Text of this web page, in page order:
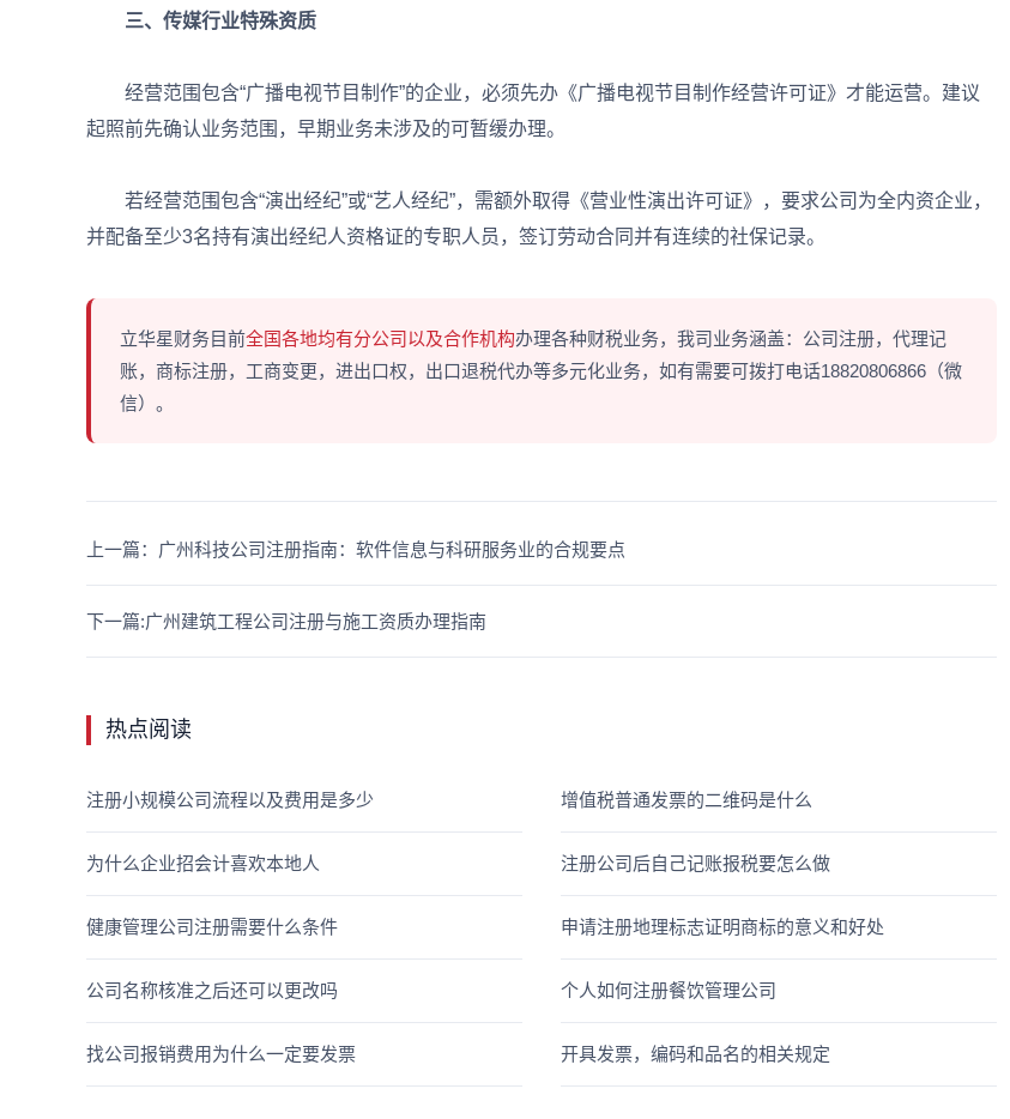
三、传媒行业特殊资质
经营范围包含“广播电视节目制作”的企业，必须先办《广播电视节目制作经营许可证》才能运营。建议
起照前先确认业务范围，早期业务未涉及的可暂缓办理。
若经营范围包含“演出经纪”或“艺人经纪”，需额外取得《营业性演出许可证》，要求公司为全内资企业，
并配备至少3名持有演出经纪人资格证的专职人员，签订劳动合同并有连续的社保记录。
立华星财务目前全国各地均有分公司以及合作机构办理各种财税业务，我司业务涵盖：公司注册，代理记
账，商标注册，工商变更，进出口权，出口退税代办等多元化业务，如有需要可拨打电话18820806866（微
信）。
下一篇:广州建筑工程公司注册与施工资质办理指南
上一篇：广州科技公司注册指南：软件信息与科研服务业的合规要点
热点阅读
注册小规模公司流程以及费用是多少 增值税普通发票的二维码是什么
为什么企业招会计喜欢本地人 注册公司后自己记账报税要怎么做
健康管理公司注册需要什么条件 申请注册地理标志证明商标的意义和好处
公司名称核准之后还可以更改吗 个人如何注册餐饮管理公司
找公司报销费用为什么一定要发票 开具发票，编码和品名的相关规定